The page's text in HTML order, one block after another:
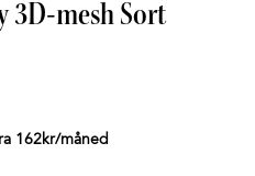
3D-mesh Sort
162kr/måned